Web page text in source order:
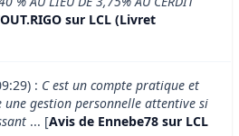
sur LCL (Livret
: C est un compte pratique et
une gestion personnelle attentive si
... [Avis de Ennebe78 sur LCL